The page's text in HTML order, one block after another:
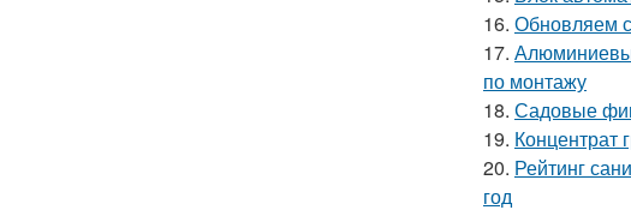
16. Обновляем
17.
по монтажу
18. Садовые
19. Концентрат
20. Рейтинг
год